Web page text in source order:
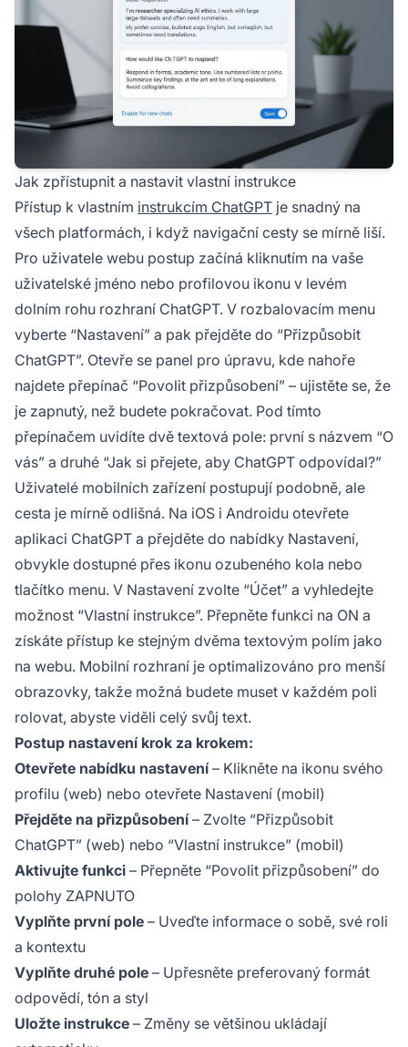
Jak zpřístupnit a nastavit vlastní instrukce
Přístup k vlastním instrukcím ChatGPT je snadný na
všech platformách, i když navigační cesty se mírně liší.
Pro uživatele webu postup začíná kliknutím na vaše
uživatelské jméno nebo profilovou ikonu v levém
dolním rohu rozhraní ChatGPT. V rozbalovacím menu
vyberte “Nastavení” a pak přejděte do “Přizpůsobit
ChatGPT”. Otevře se panel pro úpravu, kde nahoře
najdete přepínač “Povolit přizpůsobení” – ujistěte se, že
je zapnutý, než budete pokračovat. Pod tímto
přepínačem uvidíte dvě textová pole: první s názvem “O
vás” a druhé “Jak si přejete, aby ChatGPT odpovídal?”
Uživatelé mobilních zařízení postupují podobně, ale
cesta je mírně odlišná. Na iOS i Androidu otevřete
aplikaci ChatGPT a přejděte do nabídky Nastavení,
obvykle dostupné přes ikonu ozubeného kola nebo
tlačítko menu. V Nastavení zvolte “Účet” a vyhledejte
možnost “Vlastní instrukce”. Přepněte funkci na ON a
získáte přístup ke stejným dvěma textovým polím jako
na webu. Mobilní rozhraní je optimalizováno pro menší
obrazovky, takže možná budete muset v každém poli
rolovat, abyste viděli celý svůj text.
Postup nastavení krok za krokem:
Otevřete nabídku nastavení– Klikněte na ikonu svého
profilu (web) nebo otevřete Nastavení (mobil)
Přejděte na přizpůsobení– Zvolte “Přizpůsobit
ChatGPT” (web) nebo “Vlastní instrukce” (mobil)
Aktivujte funkci – Přepněte “Povolit přizpůsobení” do
polohy ZAPNUTO
Vyplňte první pole – Uveďte informace o sobě, své roli
a kontextu
Vyplňte druhé pole – Upřesněte preferovaný formát
odpovědí, tón a styl
Uložte instrukce – Změny se většinou ukládají